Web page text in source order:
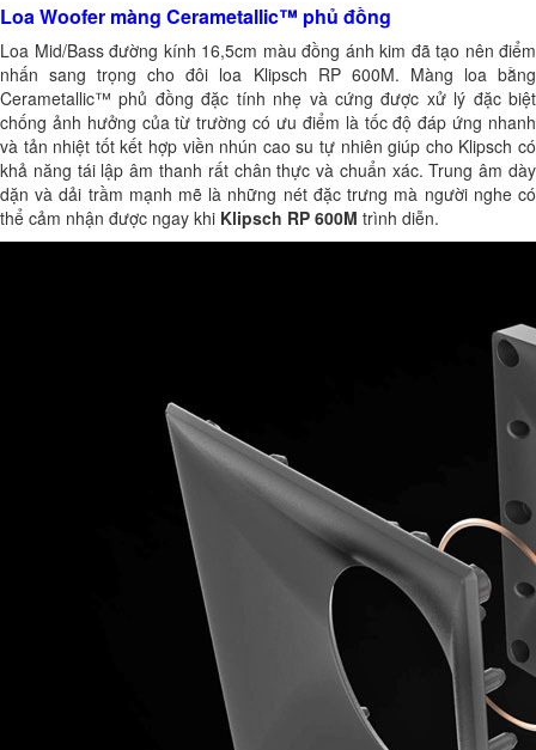
Loa Woofer màng Cerametallic™ phủ đồng
Loa Mid/Bass đường kính 16,5cm màu đồng ánh kim đã tạo nên điểm
nhấn sang trọng cho đôi loa Klipsch RP 600M. Màng loa bằng
Cerametallic™ phủ đồng đặc tính nhẹ và cứng được xử lý đặc biệt
chống ảnh hưởng của từ trường có ưu điểm là tốc độ đáp ứng nhanh
và tản nhiệt tốt kết hợp viền nhún cao su tự nhiên giúp cho Klipsch có
khả năng tái lập âm thanh rất chân thực và chuẩn xác. Trung âm dày
dặn và dải trầm mạnh mẽ là những nét đặc trưng mà người nghe có
thể cảm nhận được ngay khi Klipsch RP 600M trình diễn.